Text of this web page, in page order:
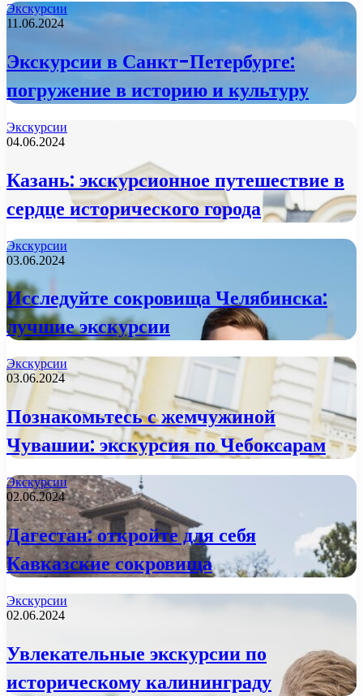
Экскурсии
11.06.2024
Экскурсии в Санкт-Петербурге:
погружение в историю и культуру
Экскурсии
04.06.2024
Казань: экскурсионное путешествие в
сердце исторического города
Экскурсии
03.06.2024
Исследуйте сокровища Челябинска:
лучшие экскурсии
Экскурсии
03.06.2024
Познакомьтесь с жемчужиной
Чувашии: экскурсия по Чебоксарам
Экскурсии
02.06.2024
Дагестан: откройте для себя
Кавказские сокровища
Экскурсии
02.06.2024
Увлекательные экскурсии по
историческому калининграду